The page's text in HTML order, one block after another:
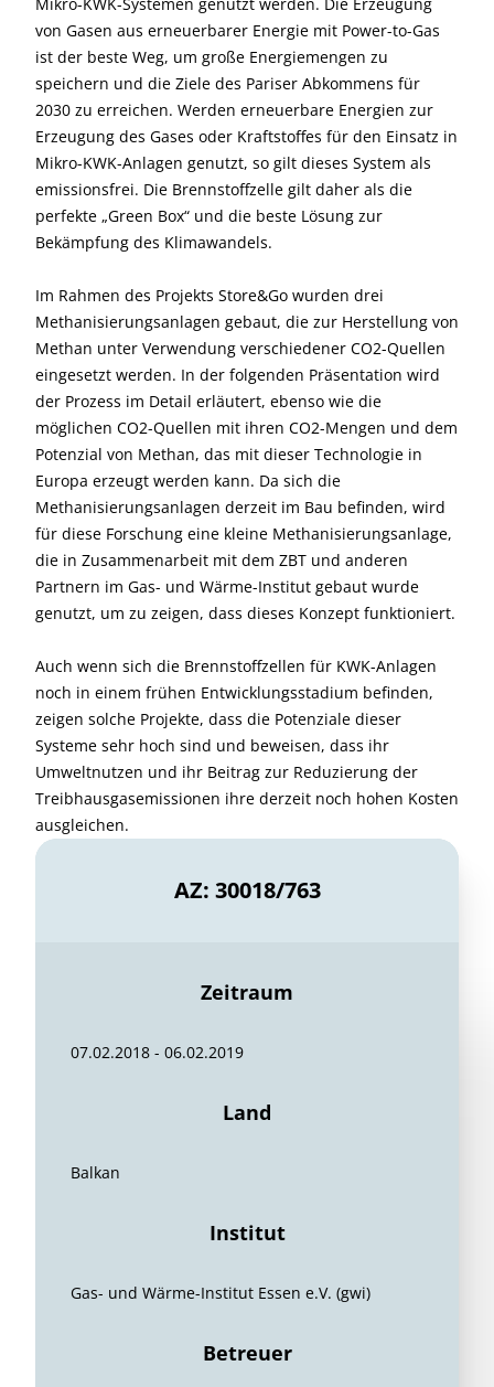
von Gasen aus erneuerbarer Energie mit Power-to-Gas
ist der beste Weg, um große Energiemengen zu
speichern und die Ziele des Pariser Abkommens für
2030 zu erreichen. Werden erneuerbare Energien zur
Erzeugung des Gases oder Kraftstoffes für den Einsatz in
Mikro-KWK-Anlagen genutzt, so gilt dieses System als
emissionsfrei. Die Brennstoffzelle gilt daher als die
perfekte „Green Box“ und die beste Lösung zur
Bekämpfung des Klimawandels.
Im Rahmen des Projekts Store&Go wurden drei
Methanisierungsanlagen gebaut, die zur Herstellung von
Methan unter Verwendung verschiedener CO2-Quellen
eingesetzt werden. In der folgenden Präsentation wird
der Prozess im Detail erläutert, ebenso wie die
möglichen CO2-Quellen mit ihren CO2-Mengen und dem
Potenzial von Methan, das mit dieser Technologie in
Europa erzeugt werden kann. Da sich die
Methanisierungsanlagen derzeit im Bau befinden, wird
für diese Forschung eine kleine Methanisierungsanlage,
die in Zusammenarbeit mit dem ZBT und anderen
Partnern im Gas- und Wärme-Institut gebaut wurde
genutzt, um zu zeigen, dass dieses Konzept funktioniert.
Auch wenn sich die Brennstoffzellen für KWK-Anlagen
noch in einem frühen Entwicklungsstadium befinden,
zeigen solche Projekte, dass die Potenziale dieser
Systeme sehr hoch sind und beweisen, dass ihr
Umweltnutzen und ihr Beitrag zur Reduzierung der
Treibhausgasemissionen ihre derzeit noch hohen Kosten
ausgleichen.
AZ: 30018/763
Zeitraum
07.02.2018 - 06.02.2019
Land
Balkan
Institut
Gas- und Wärme-Institut Essen e.V. (gwi)
Betreuer